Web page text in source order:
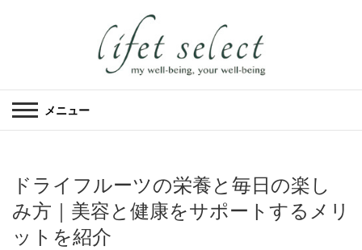
メニュー
ドライフルーツの栄養と毎日の楽し
み方｜美容と健康をサポートするメリ
ットを紹介